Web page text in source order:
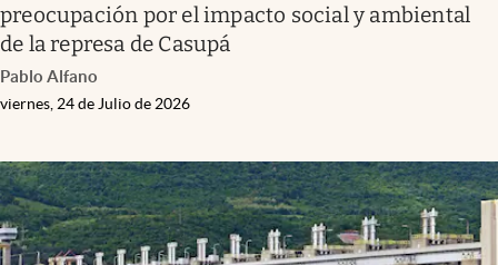
preocupación por el impacto social y ambiental
de la represa de Casupá
Pablo Alfano
viernes, 24 de Julio de 2026